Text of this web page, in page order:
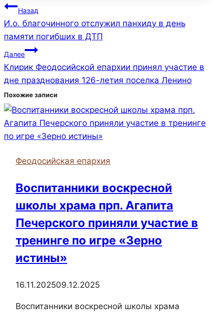
Навигация
по
записям
Назад
И.о. благочинного отслужил панхиду в день
памяти погибших в ДТП
Далее
Клирик Феодосийской епархии принял участие в
дне празднования 126-летия поселка Ленино
Похожие записи
Феодосийская епархия
Воспитанники воскресной
школы храма прп. Агапита
Печерского приняли участие в
тренинге по игре «Зерно
истины»
16.11.202509.12.2025
Воспитанники воскресной школы храма